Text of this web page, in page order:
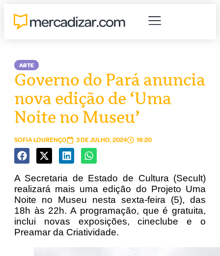
ARTE
Governo do Pará anuncia
nova edição de ‘Uma
Noite no Museu’
SOFIA LOURENÇO 3 DE JULHO, 2024 16:20
A Secretaria de Estado de Cultura (Secult)
realizará mais uma edição do Projeto Uma
Noite no Museu nesta sexta-feira (5), das
18h às 22h. A programação, que é gratuita,
inclui novas exposições, cineclube e o
Preamar da Criatividade.